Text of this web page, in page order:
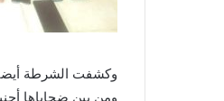
وكشفت الشرطة
ومن بين ضحاياها